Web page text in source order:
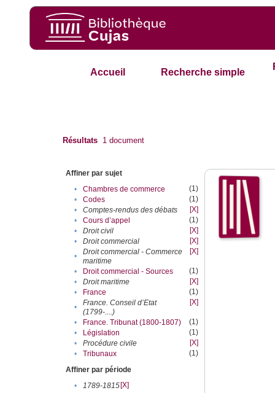
Accueil Recherche simple
Résultats 1 document
Affiner par sujet
•
Chambres de commerce
(1)
•
Codes
(1)
•
Comptes-rendus des débats
[X]
•
Cours d’appel
(1)
•
Droit civil
[X]
•
Droit commercial
[X]
•
Droit commercial - Commerce
maritime
[X]
• Droit commercial - Sources
(1)
•
Droit maritime
[X]
•
France
(1)
•
France. Conseil d’Etat
(1799-....)
[X]
• France. Tribunat (1800-1807)
(1)
•
Législation
(1)
•
Procédure civile
[X]
•
Tribunaux
(1)
Affiner par période
•
1789-1815[X]